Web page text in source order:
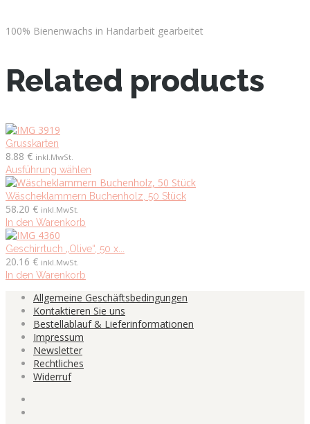
100% Bienenwachs in Handarbeit gearbeitet
Related products
Grusskarten
8.88 € inkl.MwSt.
Ausführung wählen
Produkt
weist
Die
der
Produktseite
gewählt
Wäscheklammern Buchenholz, 50 Stück
58.20 € inkl.MwSt.
In den Warenkorb
Geschirrtuch „Olive“, 50 x...
20.16 € inkl.MwSt.
In den Warenkorb
Allgemeine Geschäftsbedingungen
Kontaktieren Sie uns
Bestellablauf & Lieferinformationen
Impressum
Newsletter
Rechtliches
Widerruf